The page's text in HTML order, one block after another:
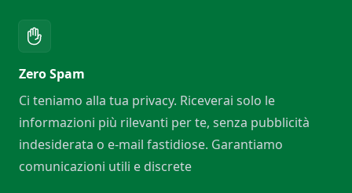
Zero Spam
Ci teniamo alla tua privacy. Riceverai solo le
informazioni più rilevanti per te, senza pubblicità
indesiderata o e-mail fastidiose. Garantiamo
comunicazioni utili e discrete